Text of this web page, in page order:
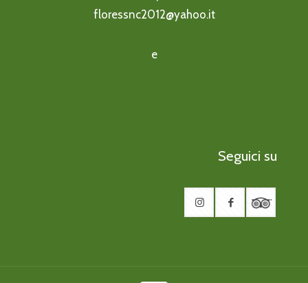
floressnc2012@yahoo.it
e
Seguici su